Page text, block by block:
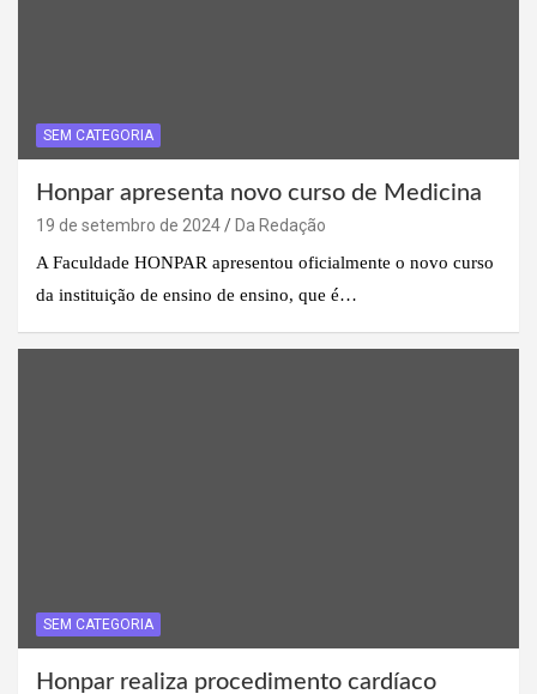
SEM CATEGORIA
Honpar apresenta novo curso de Medicina
19 de setembro de 2024
Da Redação
A Faculdade HONPAR apresentou oficialmente o novo curso
da instituição de ensino de ensino, que é…
SEM CATEGORIA
Honpar realiza procedimento cardíaco